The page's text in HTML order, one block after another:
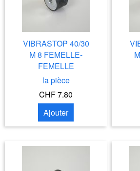
VIBRASTOP 40/30
M 8 FEMELLE-
FEMELLE
la pièce
CHF 7.80
Ajouter